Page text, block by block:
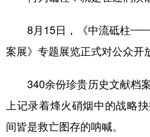
8月15日，《中流砥柱——
案展》专题展览正式对公众开
340余份珍贵历史文献档案
上记录着烽火硝烟中的战略
间皆是救亡图存的呐喊。